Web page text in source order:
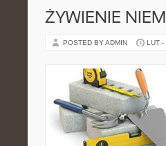
ŻYWIENIE
POSTED BY ADMIN LUT -